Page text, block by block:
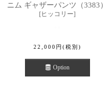
ニム ギャザーパンツ（3383）
[ヒッコリー]
22,000 円 (税別)
Option